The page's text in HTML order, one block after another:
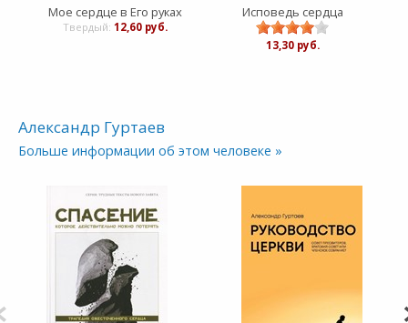
Мое сердце в Его руках
Твердый: 12,60 руб.
Исповедь сердца
13,30 руб.
Александр Гуртаев
Больше информации об этом человеке »